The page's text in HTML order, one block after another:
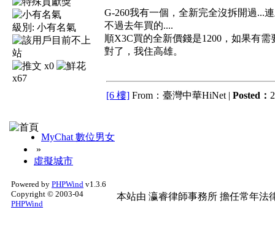
級別: 小有名氣
x0
x67
G-260我有一個，全新完全沒拆開過...
不過去年買的....
順X3C買的全新價錢是1200，如果有
對了，我住高雄。
[6 樓] From：臺灣中華HiNet | Posted：
MyChat 數位男女
»
虛擬城市
Powered by PHPWind v1.3.6
Copyright © 2003-04
PHPWind
本站由 瀛睿律師事務所 擔任常年法